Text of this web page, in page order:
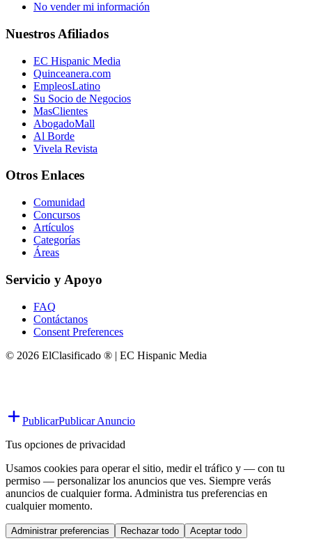
No vender mi información
Nuestros Afiliados
EC Hispanic Media
Quinceanera.com
EmpleosLatino
Su Socio de Negocios
MasClientes
AbogadoMall
Al Borde
Vivela Revista
Otros Enlaces
Comunidad
Concursos
Artículos
Categorías
Áreas
Servicio y Apoyo
FAQ
Contáctanos
Consent Preferences
© 2026 ElClasificado ® | EC Hispanic Media
PublicarPublicar Anuncio
Tus opciones de privacidad
Usamos cookies para operar el sitio, medir el tráfico y — con tu
permiso — personalizar los anuncios que ves. Siempre verás
anuncios de cualquier forma. Administra tus preferencias en
cualquier momento.
Administrar preferencias Rechazar todo Aceptar todo